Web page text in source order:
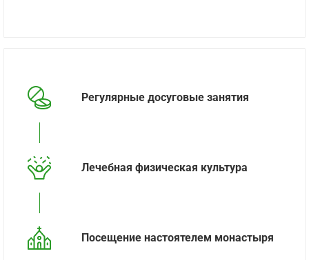
Регулярные досуговые занятия
Лечебная физическая культура
Посещение настоятелем монастыря